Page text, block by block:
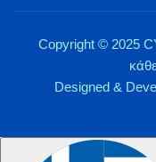
Copyright © 2025
Designed &